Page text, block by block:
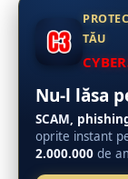
TĂU
Nu-l lăsa
SCAM,
oprite instant
2.000.000 de